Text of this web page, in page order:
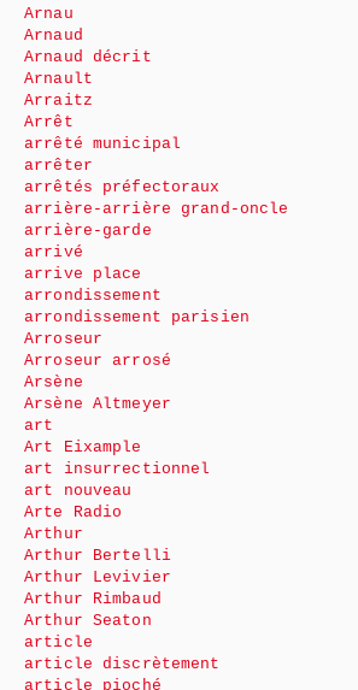
Arnau
Arnaud
Arnaud décrit
Arnault
Arraitz
Arrêt
arrêté municipal
arrêter
arrêtés préfectoraux
arrière-arrière grand-oncle
arrière-garde
arrivé
arrive place
arrondissement
arrondissement parisien
Arroseur
Arroseur arrosé
Arsène
Arsène Altmeyer
art
Art Eixample
art insurrectionnel
art nouveau
Arte Radio
Arthur
Arthur Bertelli
Arthur Levivier
Arthur Rimbaud
Arthur Seaton
article
article discrètement
article pioché